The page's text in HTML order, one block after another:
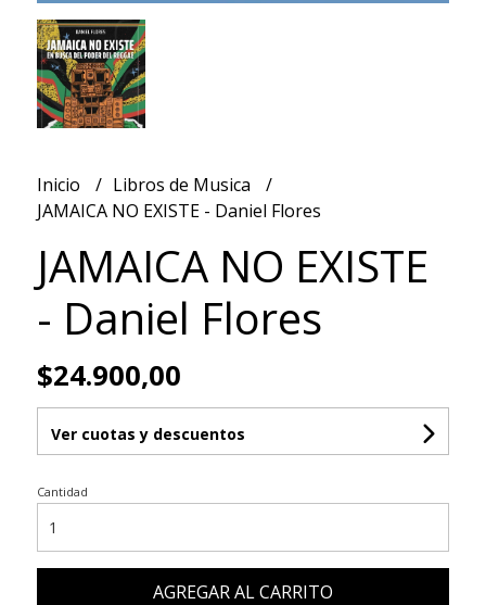
Inicio
Libros de Musica
JAMAICA NO EXISTE - Daniel Flores
JAMAICA NO EXISTE
- Daniel Flores
$24.900,00
Ver cuotas y descuentos
Cantidad
AGREGAR AL CARRITO